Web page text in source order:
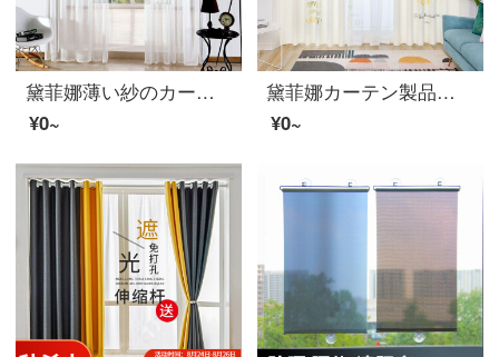
黛菲娜薄い紗のカーテンの窓の紗のカーテンのベランダの遮光する砂の白い砂は光を通さないで人の白い紗のカーテンの白い紗のカーテンにつながります。完成品の幅は2.9*2.7メートルの高さ*1枚です。
¥0~
黛菲娜カーテン製品遮光寝室リビングルームins北欧風防音ネット紅不透過窓紗簾9867-半遮光布-打孔カスタム1メートルの費用【オンラインカスタマーサービスに連絡する】
¥0~